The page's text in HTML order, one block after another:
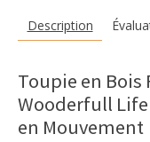
Description
Toupie en Bois
Wooderfull
en Mouvement